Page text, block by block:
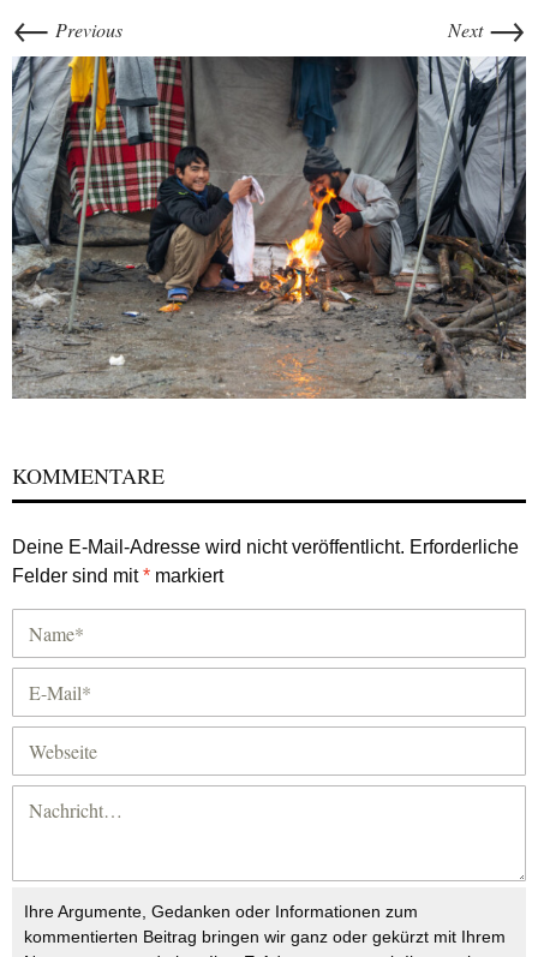
← Previous Next →
KOMMENTARE
Deine E-Mail-Adresse wird nicht veröffentlicht. Erforderliche
Felder sind mit* markiert
Ihre Argumente, Gedanken oder Informationen zum
kommentierten Beitrag bringen wir ganz oder gekürzt mit Ihrem